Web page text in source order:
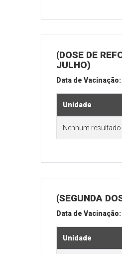
(DOSE DE
JULHO)
Data de Vacinação:
Unidade
Nenhum
(SEGUNDA
Data de Vacinação:
Unidade